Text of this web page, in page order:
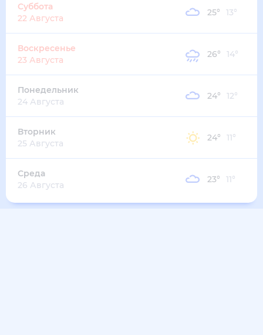
Суббота
22 Августа
25° 13°
Воскресенье
23 Августа
26° 14°
Понедельник
24 Августа
24° 12°
Вторник
25 Августа
24° 11°
Среда
26 Августа
23° 11°